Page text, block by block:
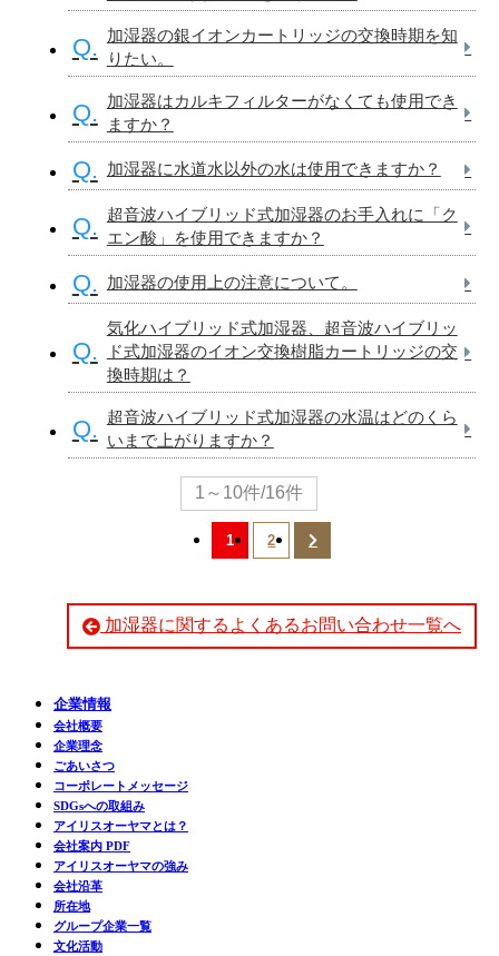
Q. 加湿器の銀イオンカートリッジの交換時期を知
りたい。
Q. 加湿器はカルキフィルターがなくても使用でき
ますか？
Q. 加湿器に水道水以外の水は使用できますか？
Q. 超音波ハイブリッド式加湿器のお手入れに「ク
エン酸」を使用できますか？
Q. 加湿器の使用上の注意について。
Q.
気化ハイブリッド式加湿器、超音波ハイブリッ
ド式加湿器のイオン交換樹脂カートリッジの交
換時期は？
Q. 超音波ハイブリッド式加湿器の水温はどのくら
いまで上がりますか？
1～10件/16件
1 2
加湿器に関するよくあるお問い合わせ一覧へ
企業情報
会社概要
企業理念
ごあいさつ
コーポレートメッセージ
SDGsへの取組み
アイリスオーヤマとは？
会社案内 PDF
アイリスオーヤマの強み
会社沿革
所在地
グループ企業一覧
文化活動